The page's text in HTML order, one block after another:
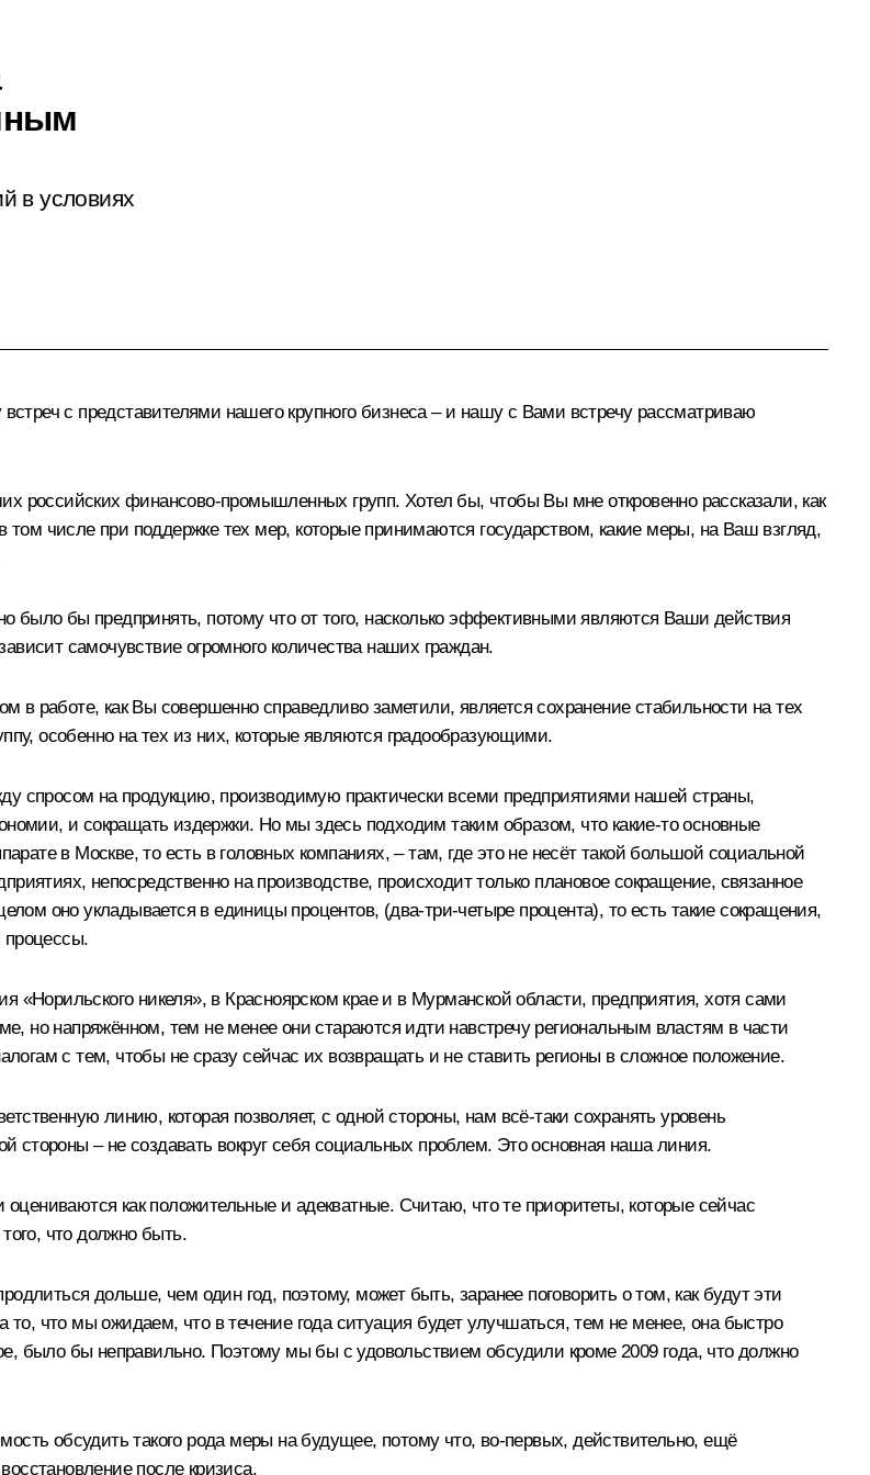
в условиях
с представителями нашего крупного бизнеса – и нашу с Вами встречу рассматриваю
российских финансово-промышленных групп. Хотел бы, чтобы Вы мне откровенно рассказали, как
том числе при поддержке тех мер, которые принимаются государством, какие меры, на Ваш взгляд,
бы предпринять, потому что от того, насколько эффективными являются Ваши действия
самочувствие огромного количества наших граждан.
работе, как Вы совершенно справедливо заметили, является сохранение стабильности на тех
особенно на тех из них, которые являются градообразующими.
спросом на продукцию, производимую практически всеми предприятиями нашей страны,
и сокращать издержки. Но мы здесь подходим таким образом, что какие‑то основные
в Москве, то есть в головных компаниях, – там, где это не несёт такой большой социальной
непосредственно на производстве, происходит только плановое сокращение, связанное
оно укладывается в единицы процентов, (два-три-четыре процента), то есть такие сокращения,
процессы.
«Норильского никеля», в Красноярском крае и в Мурманской области, предприятия, хотя сами
но напряжённом, тем не менее они стараются идти навстречу региональным властям в части
с тем, чтобы не сразу сейчас их возвращать и не ставить регионы в сложное положение.
линию, которая позволяет, с одной стороны, нам всё‑таки сохранять уровень
стороны – не создавать вокруг себя социальных проблем. Это основная наша линия.
как положительные и адекватные. Считаю, что те приоритеты, которые сейчас
что должно быть.
дольше, чем один год, поэтому, может быть, заранее поговорить о том, как будут эти
что мы ожидаем, что в течение года ситуация будет улучшаться, тем не менее, она быстро
было бы неправильно. Поэтому мы бы с удовольствием обсудили кроме 2009 года, что должно
обсудить такого рода меры на будущее, потому что, во‑первых, действительно, ещё
после кризиса.